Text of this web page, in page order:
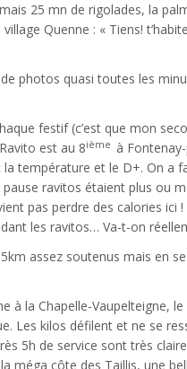
25 mn de rigolades, la
Quenne : « Tiens!
photos quasi toutes les
festif (c’est que mon
est au 8ième à
température et le D+. On a
ravitos étaient plus ou
pas perdre des calories ici
les ravitos… Va-t-on
assez soutenus mais en
à la Chapelle-Vaupelteigne,
Les kilos défilent et ne se
5h de service sont très
méga côte des Taillis, une